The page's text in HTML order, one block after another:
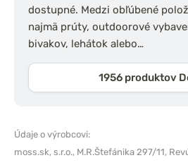
dostupné. Medzi obľúbené
najmä prúty, outdoorové
bivakov, lehátok alebo…
1956 produktov
Údaje o výrobcovi:
moss.sk, s.r.o., M.R.Štefánika 297/11,